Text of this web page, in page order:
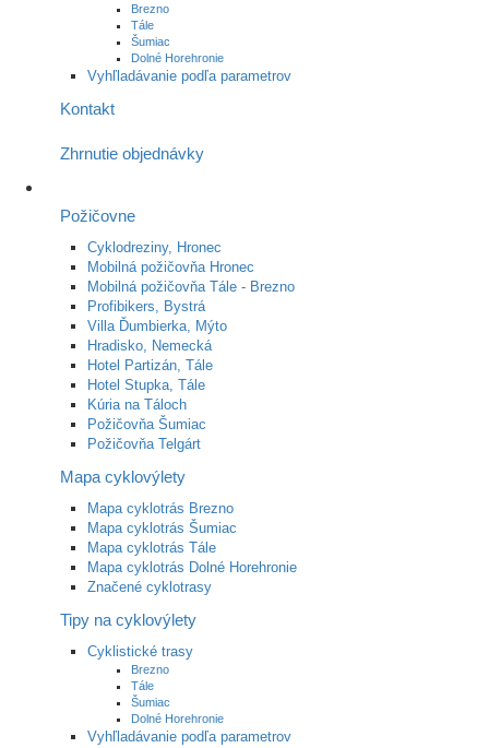
Brezno
Tále
Šumiac
Dolné Horehronie
Vyhľladávanie podľa parametrov
Kontakt
Zhrnutie objednávky
Požičovne
Cyklodreziny, Hronec
Mobilná požičovňa Hronec
Mobilná požičovňa Tále - Brezno
Profibikers, Bystrá
Villa Ďumbierka, Mýto
Hradisko, Nemecká
Hotel Partizán, Tále
Hotel Stupka, Tále
Kúria na Táloch
Požičovňa Šumiac
Požičovňa Telgárt
Mapa cyklovýlety
Mapa cyklotrás Brezno
Mapa cyklotrás Šumiac
Mapa cyklotrás Tále
Mapa cyklotrás Dolné Horehronie
Značené cyklotrasy
Tipy na cyklovýlety
Cyklistické trasy
Brezno
Tále
Šumiac
Dolné Horehronie
Vyhľladávanie podľa parametrov